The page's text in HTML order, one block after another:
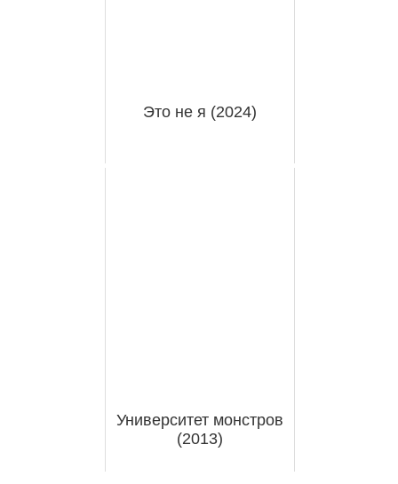
Это не я (2024)
Университет монстров
(2013)